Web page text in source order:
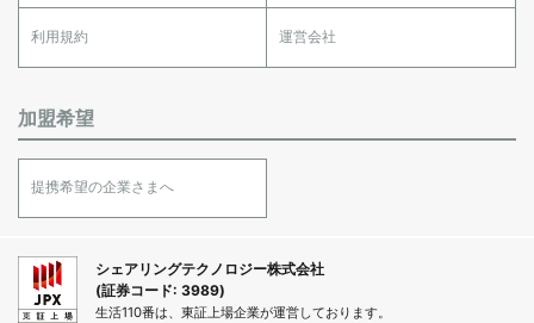
利用規約 運営会社
加盟希望
提携希望の企業さまへ
シェアリングテクノロジー株式会社
(証券コード: 3989)
生活110番は、東証上場企業が運営しております。